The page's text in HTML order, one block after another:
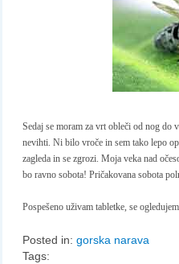
Sedaj se moram za vrt obleči od nog do
nevihti. Ni bilo vroče in sem tako lepo
zagleda in se zgrozi. Moja veka nad
bo ravno sobota! Pričakovana sobota
Pospešeno uživam tabletke, se
Posted in: gorska narava
Tags: